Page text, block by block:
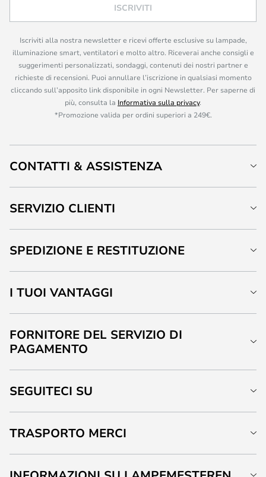
ISCRIVITI
Iscriviti alla nostra newsletter e ricevi offerte esclusive su lampade,
illuminazione smart, ventilatori e molto altro. Riceverai anche consigli e
suggerimenti personalizzati, sondaggi, contenuti dei nostri partner e
richieste di recensioni. Puoi annullare l’iscrizione in qualsiasi momento
cliccando sull’apposito link disponibile in ogni Newsletter. Per saperne di
più, consulta la Informativa sulla privacy.
*Promozione valida per ordini superiori a 249€.
CONTATTI & ASSISTENZA
SERVIZIO CLIENTI
SPEDIZIONE E RESTITUZIONE
I TUOI VANTAGGI
FORNITORE DEL SERVIZIO DI
PAGAMENTO
SEGUITECI SU
TRASPORTO MERCI